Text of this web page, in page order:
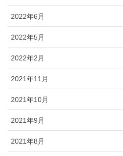
2022年6月
2022年5月
2022年2月
2021年11月
2021年10月
2021年9月
2021年8月